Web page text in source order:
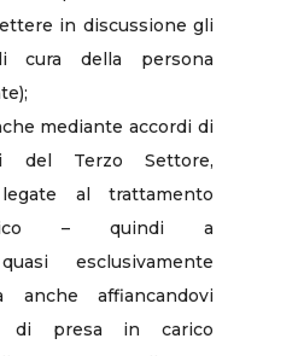
in discussione gli
cura della persona
mediante accordi di
del Terzo Settore,
al trattamento
– quindi a
esclusivamente
affiancandovi
di presa in carico